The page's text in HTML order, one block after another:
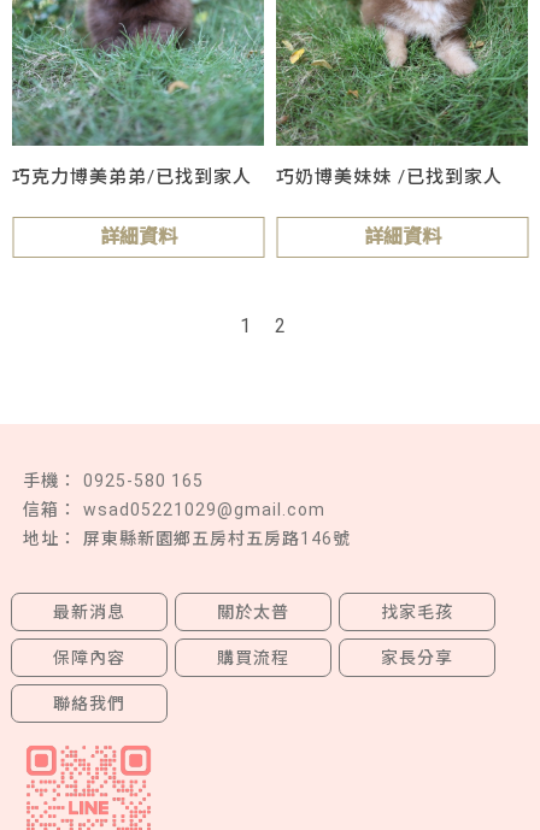
巧克力博美弟弟/已找到家人
詳細資料
巧奶博美妹妹 /已找到家人
詳細資料
1 2
0925-580 165
wsad05221029@gmail.com
屏東縣新園鄉五房村五房路146號
最新消息 關於太普 找家毛孩
保障內容 購買流程 家長分享
聯絡我們